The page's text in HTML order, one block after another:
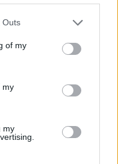
Outs
of my
my
my
1º lugar no
de Valência